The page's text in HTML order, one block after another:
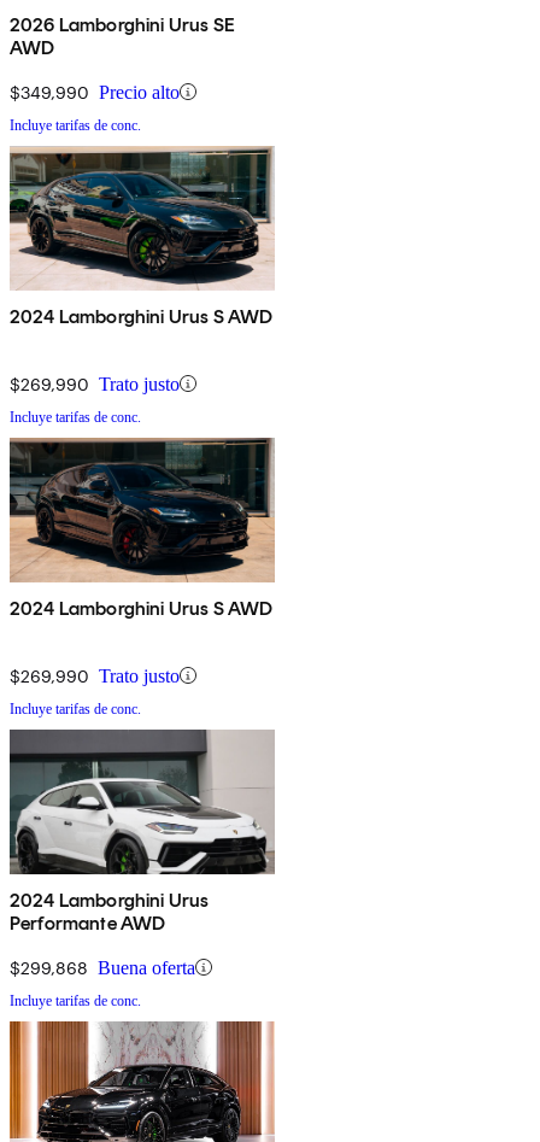
2026 Lamborghini Urus SE
AWD
$349,990 Precio alto
Incluye tarifas de conc.
2024 Lamborghini Urus S AWD
$269,990 Trato justo
Incluye tarifas de conc.
2024 Lamborghini Urus S AWD
$269,990 Trato justo
Incluye tarifas de conc.
2024 Lamborghini Urus
Performante AWD
$299,868 Buena oferta
Incluye tarifas de conc.